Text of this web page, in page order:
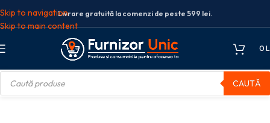
Skip to navigation
Skip to main content
Livrare gratuită la comenzi de peste 599 lei.
0
CAUTĂ
A4 80F AR CORAI COPERTA CARTON COLOUR’BREEZE ESSELTE